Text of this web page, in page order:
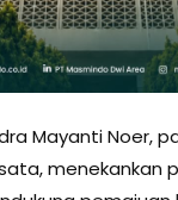
Mayanti Noer,
menekankan